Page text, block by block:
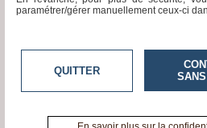
tvlocale.fr
Contactez-nous
A propos de tvlocale.fr
paramétrer/gérer manuellement ceux-ci
QUITTER